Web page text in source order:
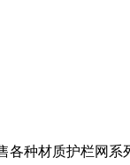
种材质护栏网系